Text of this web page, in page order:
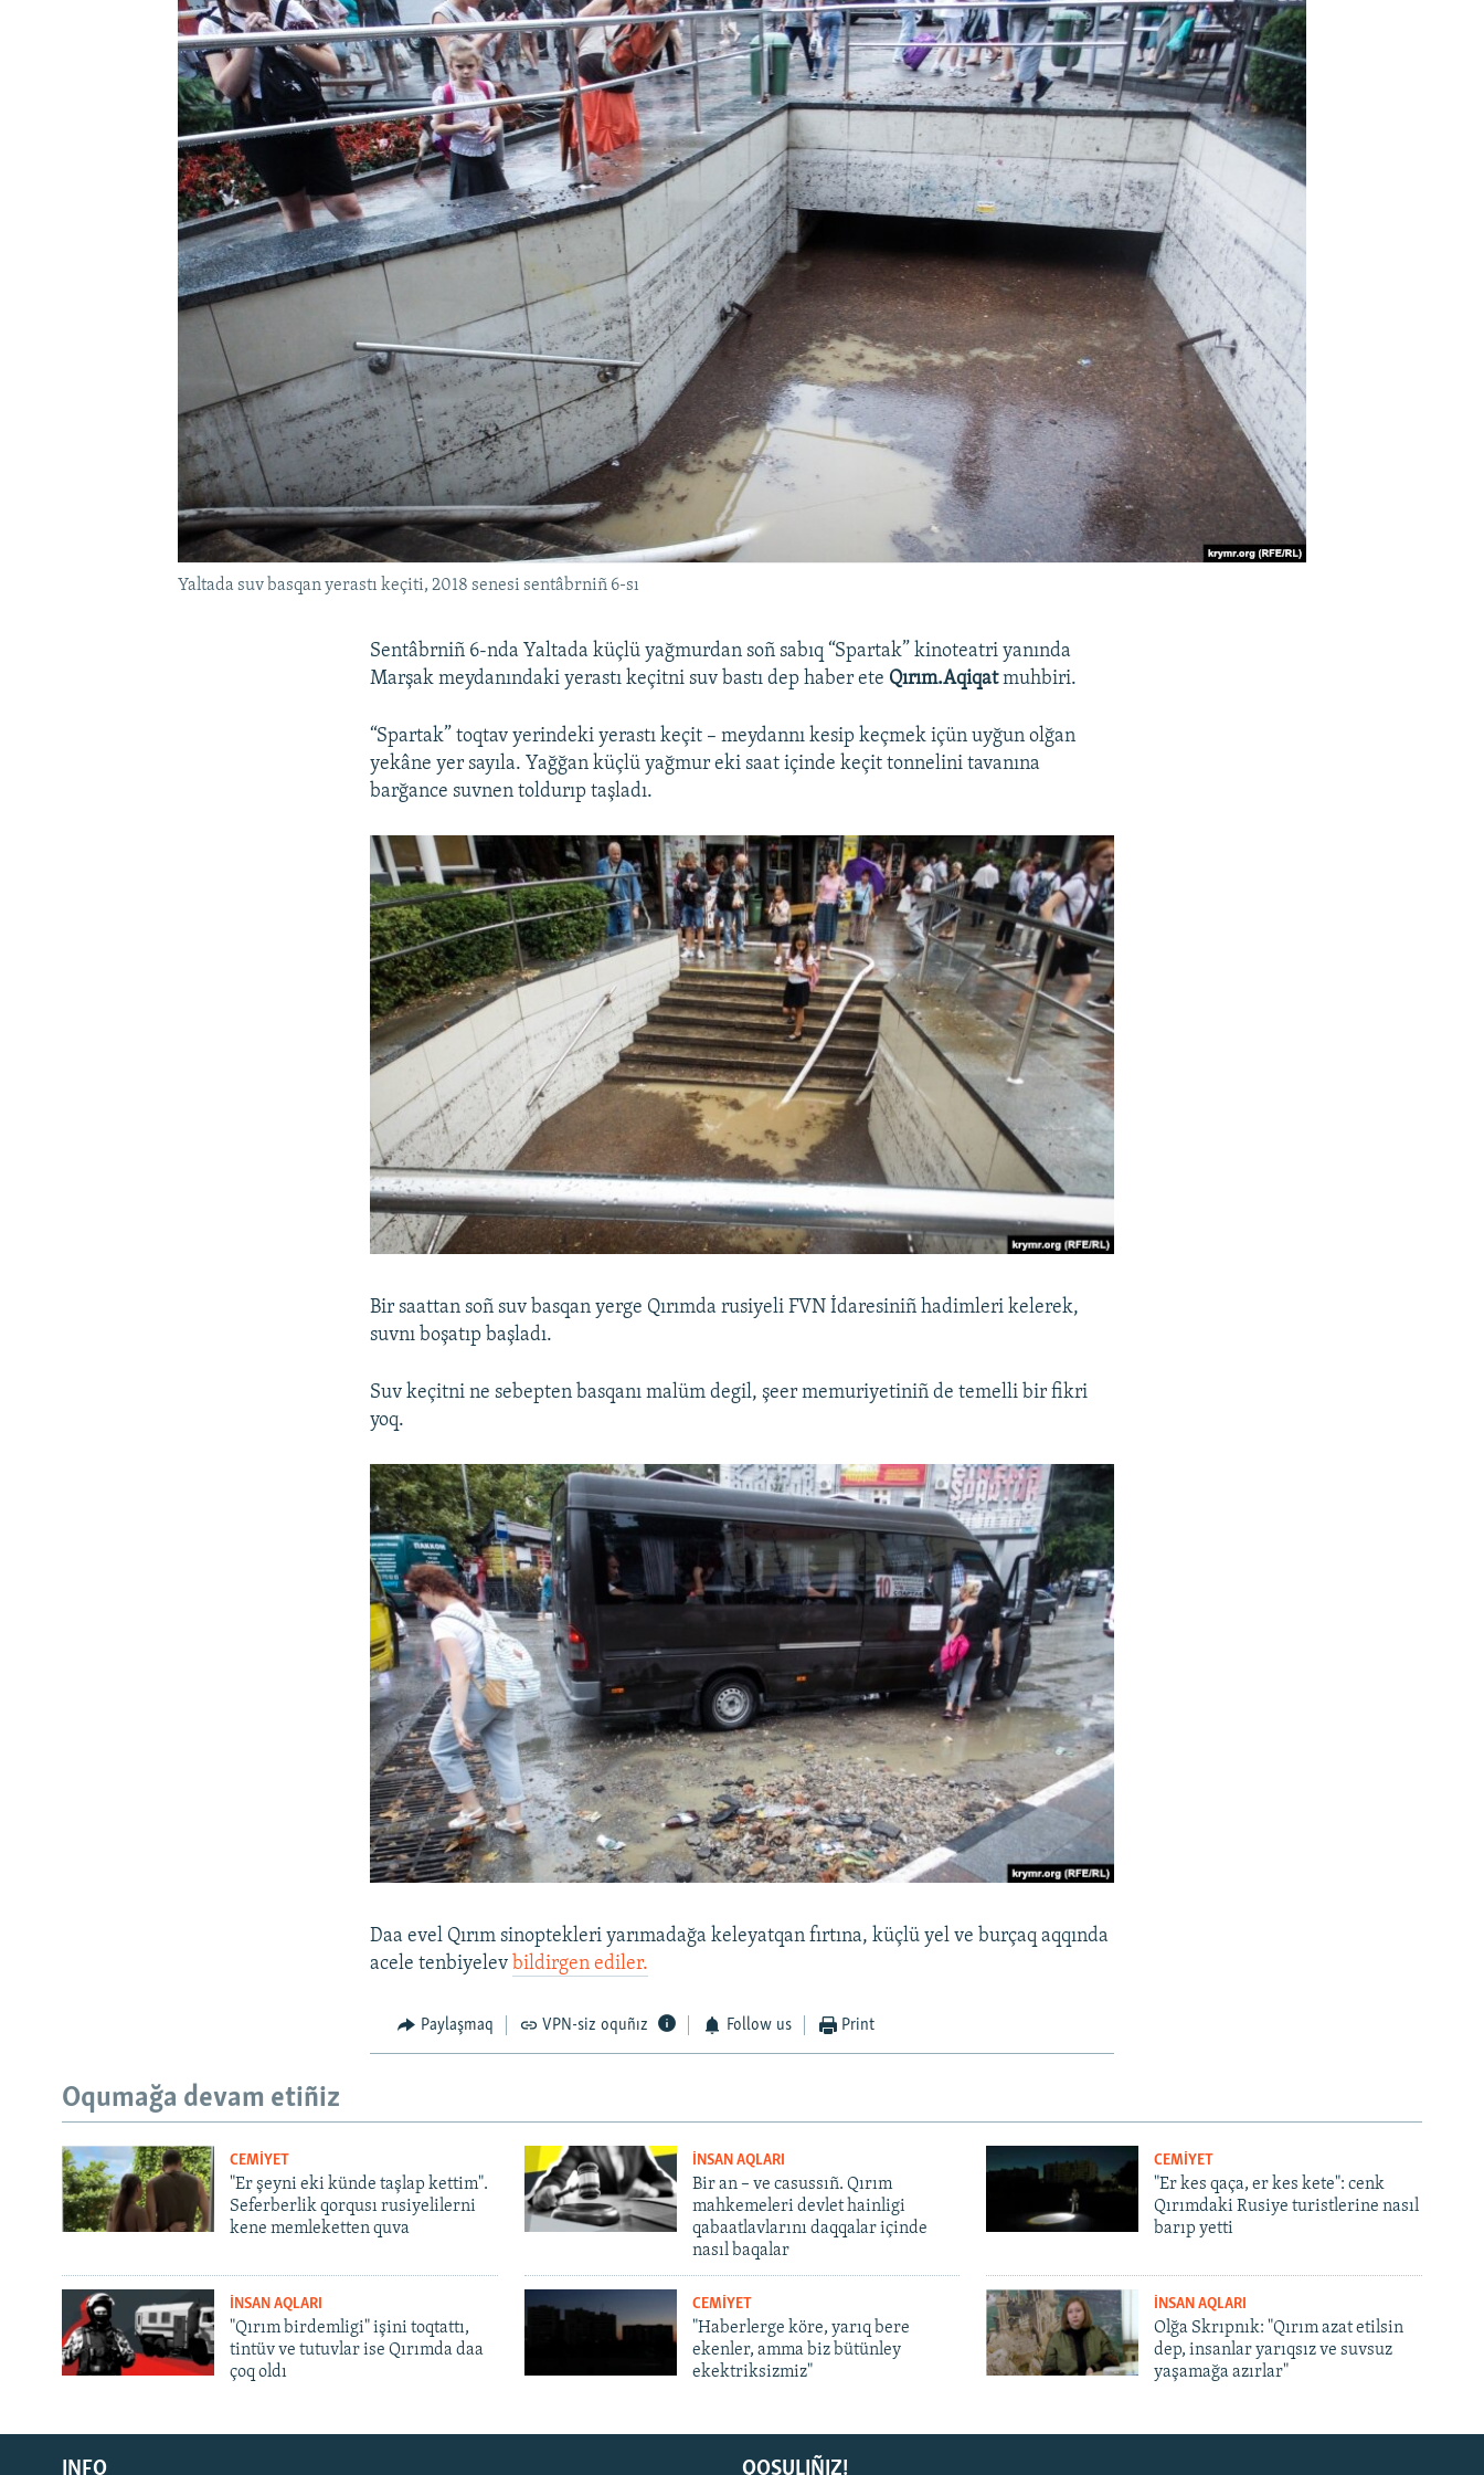
Русский
Yaltada suv basqan yerastı keçiti, 2018 senesi sentâbrniñ 6-sı
Sentâbrniñ 6-nda Yaltada küçlü yağmurdan soñ sabıq “Spartak” kinoteatri yanında
Marşak meydanındaki yerastı keçitni suv bastı dep haber ete Qırım.Aqiqatmuhbiri.
“Spartak” toqtav yerindeki yerastı keçit – meydannı kesip keçmek içün uyğun olğan
yekâne yer sayıla. Yağğan küçlü yağmur eki saat içinde keçit tonnelini tavanına
barğance suvnen toldurıp taşladı.
Bir saattan soñ suv basqan yerge Qırımda rusiyeli FVN İdaresiniñ hadimleri kelerek,
suvnı boşatıp başladı.
Suv keçitni ne sebepten basqanı malüm degil, şeer memuriyetiniñ de temelli bir fikri
yoq.
Daa evel Qırım sinoptekleri yarımadağa keleyatqan fırtına, küçlü yel ve burçaq aqqında
acele tenbiyelev bildirgen ediler.
Paylaşmaq VPN-siz oquñız Follow us Print
Oqumağa devam etiñiz
CEMİYET
"Er şeyni eki künde taşlap kettim".
Seferberlik qorqusı rusiyelilerni
kene memleketten quva
İNSAN AQLARI
Bir an – ve casussıñ. Qırım
mahkemeleri devlet hainligi
qabaatlavlarını daqqalar içinde
nasıl baqalar
CEMİYET
"Er kes qaça, er kes kete": cenk
Qırımdaki Rusiye turistlerine nasıl
barıp yetti
İNSAN AQLARI
"Qırım birdemligi" işini toqtattı,
tintüv ve tutuvlar ise Qırımda daa
çoq oldı
CEMİYET
"Haberlerge köre, yarıq bere
ekenler, amma biz bütünley
ekektriksizmiz"
İNSAN AQLARI
Olğa Skrıpnık: "Qırım azat etilsin
dep, insanlar yarıqsız ve suvsuz
yaşamağa azırlar"
QOŞULIÑIZ!
INFO